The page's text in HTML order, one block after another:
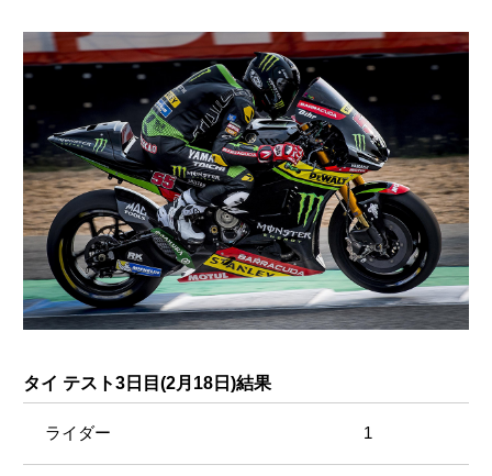
タイ テスト3日目(2月18日)結果
1